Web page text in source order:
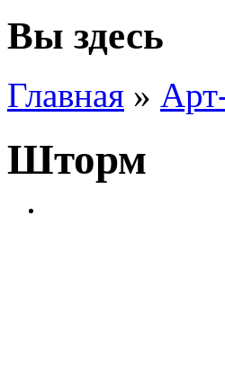
Вы здесь
Главная »
Шторм